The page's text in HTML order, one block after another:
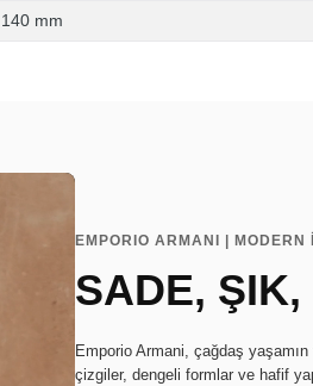
140 mm
EMPORIO ARMANI | MODERN
SADE,
Emporio Armani, çağdaş
çizgiler, dengeli formlar ve hafif